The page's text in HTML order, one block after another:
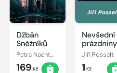
Džbán
Sněžníků
Petra Nachtmanová
169 Kč
Nevšední
prázdniny
Jiří Posselt
1 Kč